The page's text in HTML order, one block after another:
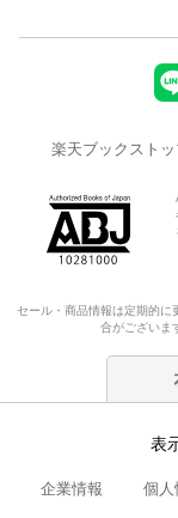
楽天ブックストッ
セール・商品情報は定期的に
合がございま
表
企業情報 個人